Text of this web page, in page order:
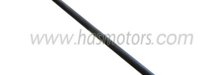
BFL1011
BFL413/513